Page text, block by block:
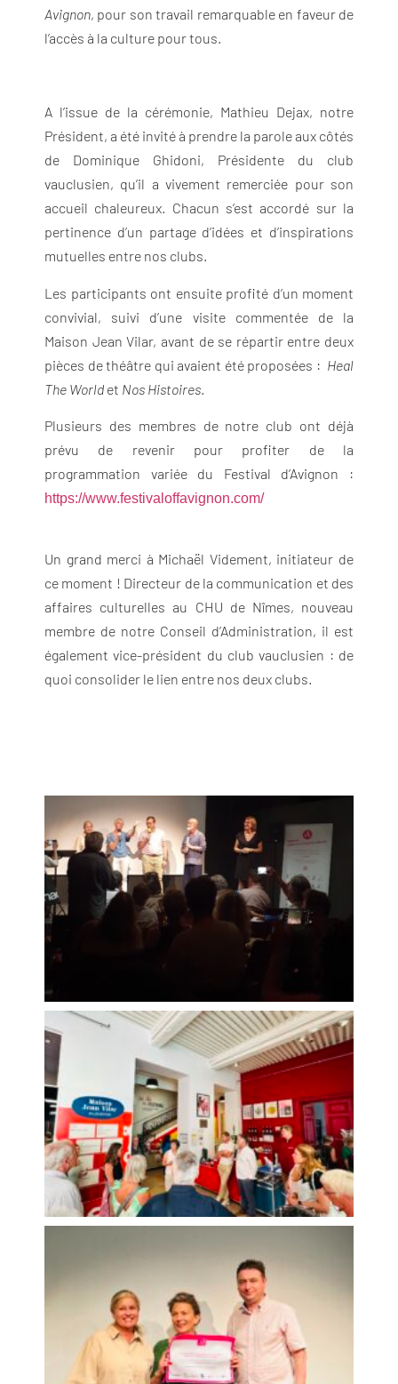
Avignon, pour son travail remarquable en faveur de
l’accès à la culture pour tous.
A l’issue de la cérémonie, Mathieu Dejax, notre
Président, a été invité à prendre la parole aux côtés
de Dominique Ghidoni, Présidente du club
vauclusien, qu’il a vivement remerciée pour son
accueil chaleureux. Chacun s’est accordé sur la
pertinence d’un partage d’idées et d’inspirations
mutuelles entre nos clubs.
Les participants ont ensuite profité d’un moment
convivial, suivi d’une visite commentée de la
Maison Jean Vilar, avant de se répartir entre deux
pièces de théâtre qui avaient été proposées : Heal
The World et Nos Histoires
Plusieurs des membres de notre club ont déjà
prévu de revenir pour profiter de la
programmation variée du Festival d’Avignon :
https://www.festivaloffavignon.com/
Un grand merci à Michaël Videment, initiateur de
ce moment ! Directeur de la communication et des
affaires culturelles au CHU de Nîmes, nouveau
membre de notre Conseil d’Administration, il est
également vice-président du club vauclusien : de
quoi consolider le lien entre nos deux clubs.